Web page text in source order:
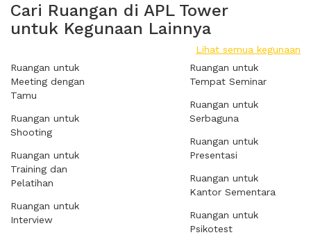
Cari Ruangan di APL Tower
untuk Kegunaan Lainnya
Lihat semua kegunaan
Ruangan untuk
Meeting dengan
Tamu
Ruangan untuk
Shooting
Ruangan untuk
Training dan
Pelatihan
Ruangan untuk
Interview
Ruangan untuk
Tempat Seminar
Ruangan untuk
Serbaguna
Ruangan untuk
Presentasi
Ruangan untuk
Kantor Sementara
Ruangan untuk
Psikotest